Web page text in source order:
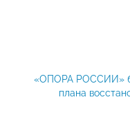
«ОПОРА РОССИИ»
плана